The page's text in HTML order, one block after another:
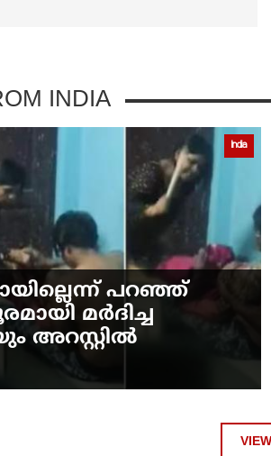
INDIA
India
പറഞ്ഞ്
മര്‍ദിച്ച
അറസ്റ്റില്‍